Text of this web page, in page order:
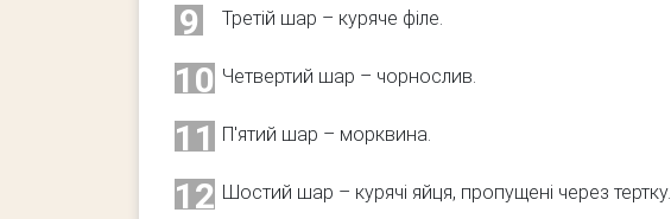
9 Третій шар – куряче філе.
10 Четвертий шар – чорнослив.
11 П'ятий шар – морквина.
12 Шостий шар – курячі яйця, пропущені через тертку.